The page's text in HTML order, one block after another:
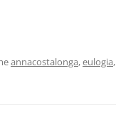
annacostalonga,eulogia,